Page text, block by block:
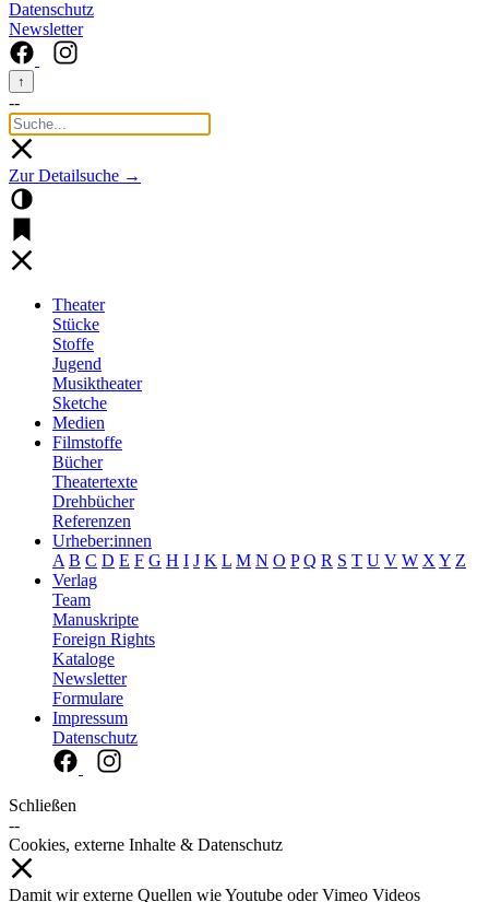
Datenschutz
Newsletter
↑
--
Zur Detailsuche →
Theater
Stücke
Stoffe
Jugend
Musiktheater
Sketche
Medien
Filmstoffe
Bücher
Theatertexte
Drehbücher
Referenzen
Urheber:innen
A B C D E F G H I J K L M N O P Q R S T U V W X Y Z
Verlag
Team
Manuskripte
Foreign Rights
Kataloge
Newsletter
Formulare
Impressum
Datenschutz
Schließen
--
Cookies, externe Inhalte & Datenschutz
Damit wir externe Quellen wie Youtube oder Vimeo Videos